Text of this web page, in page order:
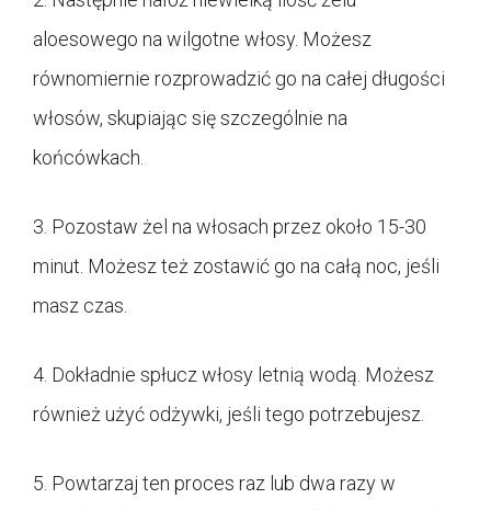
aloesowego na wilgotne włosy. Możesz
równomiernie rozprowadzić go na całej długości
włosów, skupiając się szczególnie na
końcówkach.
3. Pozostaw żel na włosach przez około 15-30
minut. Możesz też zostawić go na całą noc, jeśli
masz czas.
4. Dokładnie spłucz włosy letnią wodą. Możesz
również użyć odżywki, jeśli tego potrzebujesz.
5. Powtarzaj ten proces raz lub dwa razy w